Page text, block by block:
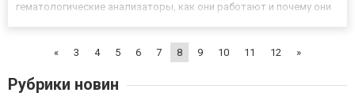
гематологические анализаторы, как они работают и почему они
на сайте интернет-...
« 3 4 5 6 7 8 9 10 11 12 »
Рубрики новин